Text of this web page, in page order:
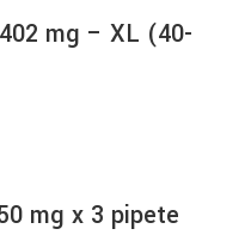
mg – XL (40-
mg x 3 pipete